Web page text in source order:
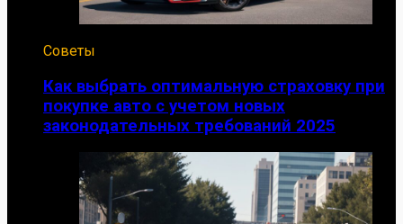
Советы
Как выбрать оптимальную страховку при
покупке авто с учетом новых
законодательных требований 2025